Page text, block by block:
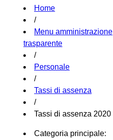
Home
/
Menu amministrazione
trasparente
/
Personale
/
Tassi di assenza
/
Tassi di assenza 2020
Categoria principale: